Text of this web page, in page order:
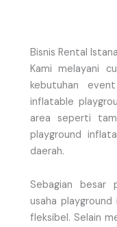
Bisnis Rental
Kami melayani
kebutuhan
inflatable
area seperti
playground
daerah.
Sebagian besar
usaha
fleksibel. Selain